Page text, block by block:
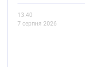
13.40
7 серпня 2026